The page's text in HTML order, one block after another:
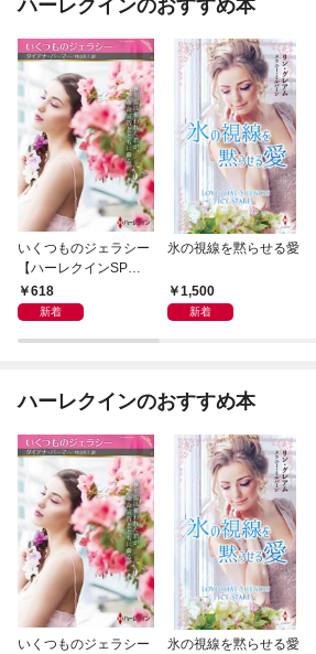
ハーレクインのおすすめ本
いくつものジェラシー
【ハーレクインSP文
庫版】
618
新着
氷の視線を黙らせる愛
1,500
新着
ハーレクインのおすすめ本
いくつものジェラシー
氷の視線を黙らせる愛